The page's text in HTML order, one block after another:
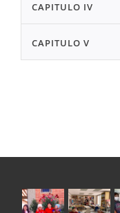
CAPITULO IV
CAPITULO V